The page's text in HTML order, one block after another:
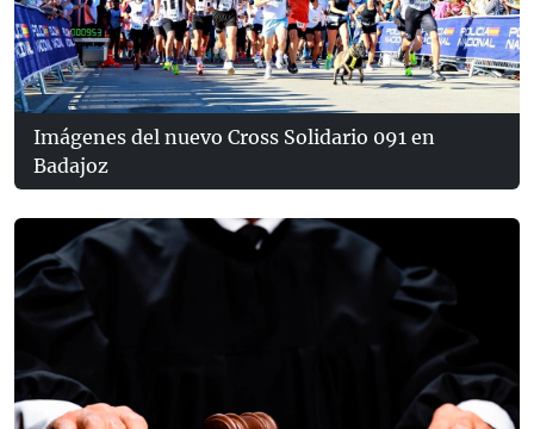
Imágenes del nuevo Cross Solidario 091 en
Badajoz